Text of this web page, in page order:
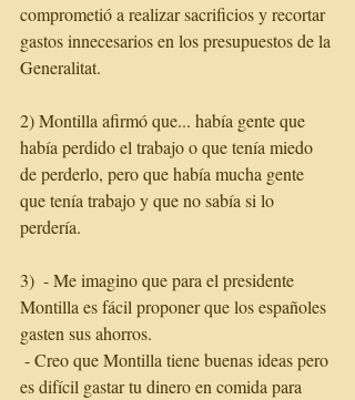
comprometió a realizar sacrificios y recortar
gastos innecesarios en los presupuestos de la
Generalitat.
2) Montilla afirmó que... había gente que
había perdido el trabajo o que tenía miedo
de perderlo, pero que había mucha gente
que tenía trabajo y que no sabía si lo
perdería.
3)  - Me imagino que para el presidente
Montilla es fácil proponer que los españoles
gasten sus ahorros.
es difícil gastar tu dinero en comida para